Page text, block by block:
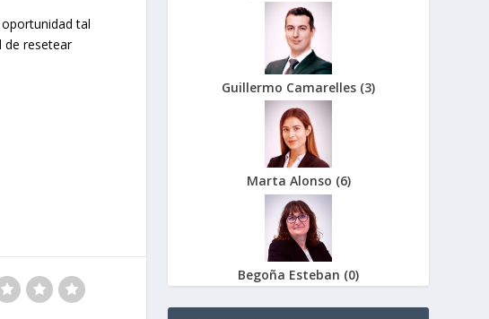
tal
de resetear
Guillermo Camarelles (3)
Marta Alonso (6)
Begoña Esteban (0)